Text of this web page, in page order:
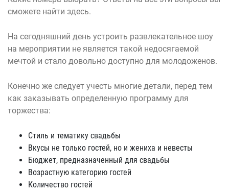
сможете найти здесь.
На сегодняшний день устроить развлекательное шоу
на мероприятии не является такой недосягаемой
мечтой и стало довольно доступно для молодоженов.
Конечно же следует учесть многие детали, перед тем
как заказывать определенную программу для
торжества:
Стиль и тематику свадьбы
Вкусы не только гостей, но и жениха и невесты
Бюджет, предназначенный для свадьбы
Возрастную категорию гостей
Количество гостей